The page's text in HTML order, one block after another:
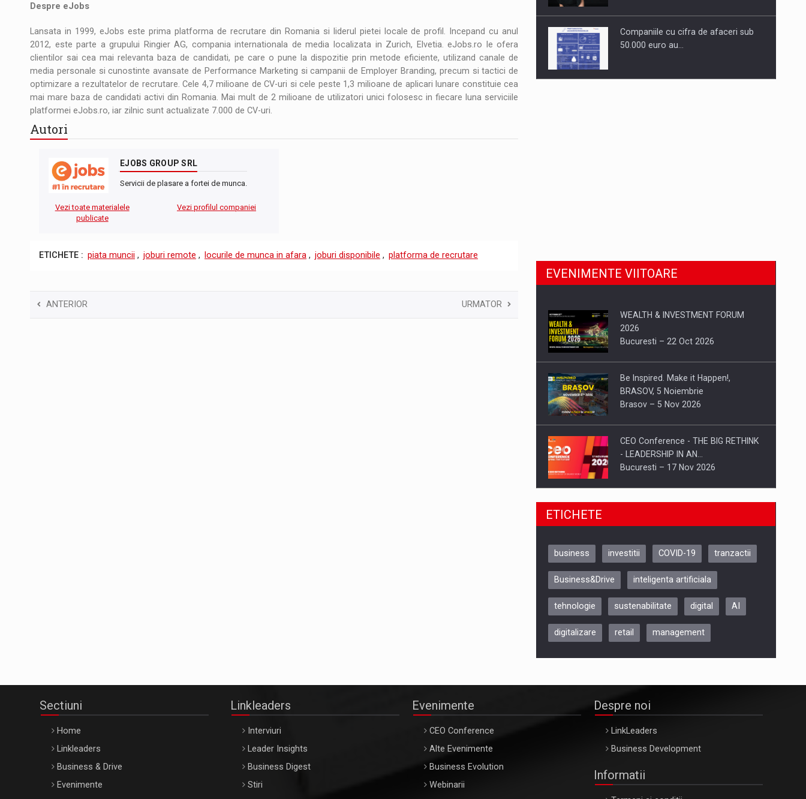
Despre eJobs
Lansata in 1999, eJobs este prima platforma de recrutare din Romania si liderul pietei locale de profil. Incepand cu anul
2012, este parte a grupului Ringier AG, compania internationala de media localizata in Zurich, Elvetia. eJobs.ro le ofera
clientilor sai cea mai relevanta baza de candidati, pe care o pune la dispozitie prin metode eficiente, utilizand canale de
media personale si cunostinte avansate de Performance Marketing si campanii de Employer Branding, precum si tactici de
optimizare a rezultatelor de recrutare. Cele 4,7 milioane de CV-uri si cele peste 1,3 milioane de aplicari lunare constituie cea
mai mare baza de candidati activi din Romania. Mai mult de 2 milioane de utilizatori unici folosesc in fiecare luna serviciile
platformei eJobs.ro, iar zilnic sunt actualizate 7.000 de CV-uri.
Autori
EJOBS GROUP SRL
Servicii de plasare a fortei de munca.
Vezi toate materialele
publicate
Vezi profilul companiei
ETICHETE : piata muncii , joburi remote , locurile de munca in afara , joburi disponibile , platforma de recrutare
ANTERIOR URMATOR
Companiile cu cifra de afaceri sub
50.000 euro au…
EVENIMENTE VIITOARE
WEALTH & INVESTMENT FORUM
2026
Bucuresti – 22 Oct 2026
Be Inspired. Make it Happen!,
BRASOV, 5 Noiembrie
Brasov – 5 Nov 2026
CEO Conference - THE BIG RETHINK
- LEADERSHIP IN AN…
Bucuresti – 17 Nov 2026
Be Inspired. Make it Happen!, CLUJ, 9
ARTEMIS LETO, ORADEA, 8
Oradea – 8 Oct 2026
ETICHETE
business investitii COVID-19 tranzactii
Business&Drive inteligenta artificiala
tehnologie sustenabilitate digital AI
digitalizare retail management
Sectiuni
Home
Linkleaders
Business & Drive
Evenimente
Linkleaders
Interviuri
Leader Insights
Business Digest
Stiri
Evenimente
CEO Conference
Alte Evenimente
Business Evolution
Webinarii
Despre noi
LinkLeaders
Business Development
Informatii